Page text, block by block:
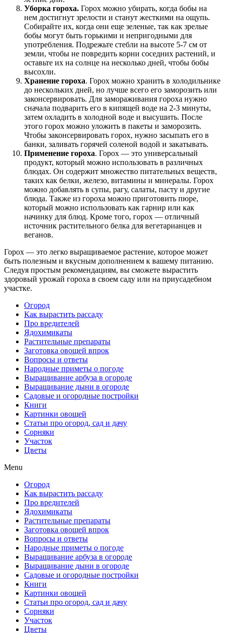
Уборка гороха. Горох можно убирать, когда бобы на
нем достигнут зрелости и станут жесткими на ощупь.
Собирайте их, когда они еще зеленые, так как зрелые
бобы могут быть горькими и непригодными для
употребления. Подрежьте стебли на высоте 5-7 см от
земли, чтобы не повредить корни соседних растений, и
оставьте их на солнце на несколько дней, чтобы бобы
высохли.
Хранение гороха. Горох можно хранить в холодильнике
до нескольких дней, но лучше всего его заморозить или
законсервировать. Для замораживания гороха нужно
сначала подварить его в кипящей воде на 2-3 минуты,
затем охладить в холодной воде и высушить. После
этого горох можно уложить в пакеты и заморозить.
Чтобы законсервировать горох, нужно засыпать его в
банки, заливать горячей соленой водой и закатывать.
Применение гороха. Горох — это универсальный
продукт, который можно использовать в различных
блюдах. Он содержит множество питательных веществ,
таких как белки, железо, витамины и минералы. Горох
можно добавлять в супы, рагу, салаты, пасту и другие
блюда. Также из гороха можно приготовить пюре,
который можно использовать как гарнир или как
начинку для блюд. Кроме того, горох — отличный
источник растительного белка для вегетарианцев и
веганов.
Горох — это легко выращиваемое растение, которое может
быть полезным и вкусным дополнением к вашему питанию.
Следуя простым рекомендациям, вы сможете вырастить
здоровый урожай гороха в своем саду или на приусадебном
участке.
Огород
Как вырастить рассаду
Про вредителей
Ядохимикаты
Растительные препараты
Заготовка овощей впрок
Вопросы и ответы
Народные приметы о погоде
Выращивание арбуза в огороде
Выращивание дыни в огороде
Садовые и огородные постройки
Книги
Картинки овощей
Статьи про огород, сад и дачу
Сорняки
Участок
Цветы
Menu
Огород
Как вырастить рассаду
Про вредителей
Ядохимикаты
Растительные препараты
Заготовка овощей впрок
Вопросы и ответы
Народные приметы о погоде
Выращивание арбуза в огороде
Выращивание дыни в огороде
Садовые и огородные постройки
Книги
Картинки овощей
Статьи про огород, сад и дачу
Сорняки
Участок
Цветы